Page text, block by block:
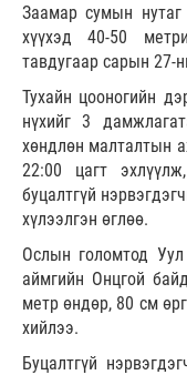
Заамар сумын нутаг
хүүхэд 40-50
тавдугаар сарын 27-
Тухайн цооногийн
нүхийг 3
хөндлөн малталтын
22:00 цагт
буцалтгүй
хүлээлгэн өглөө.
Ослын голомтод
аймгийн Онцгой
метр өндөр, 80 см
хийлээ.
Буцалтгүй